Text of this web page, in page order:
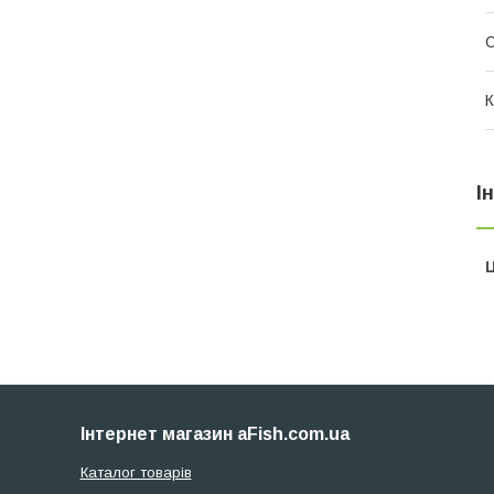
Інтернет магазин aFish.com.ua
Каталог товарів